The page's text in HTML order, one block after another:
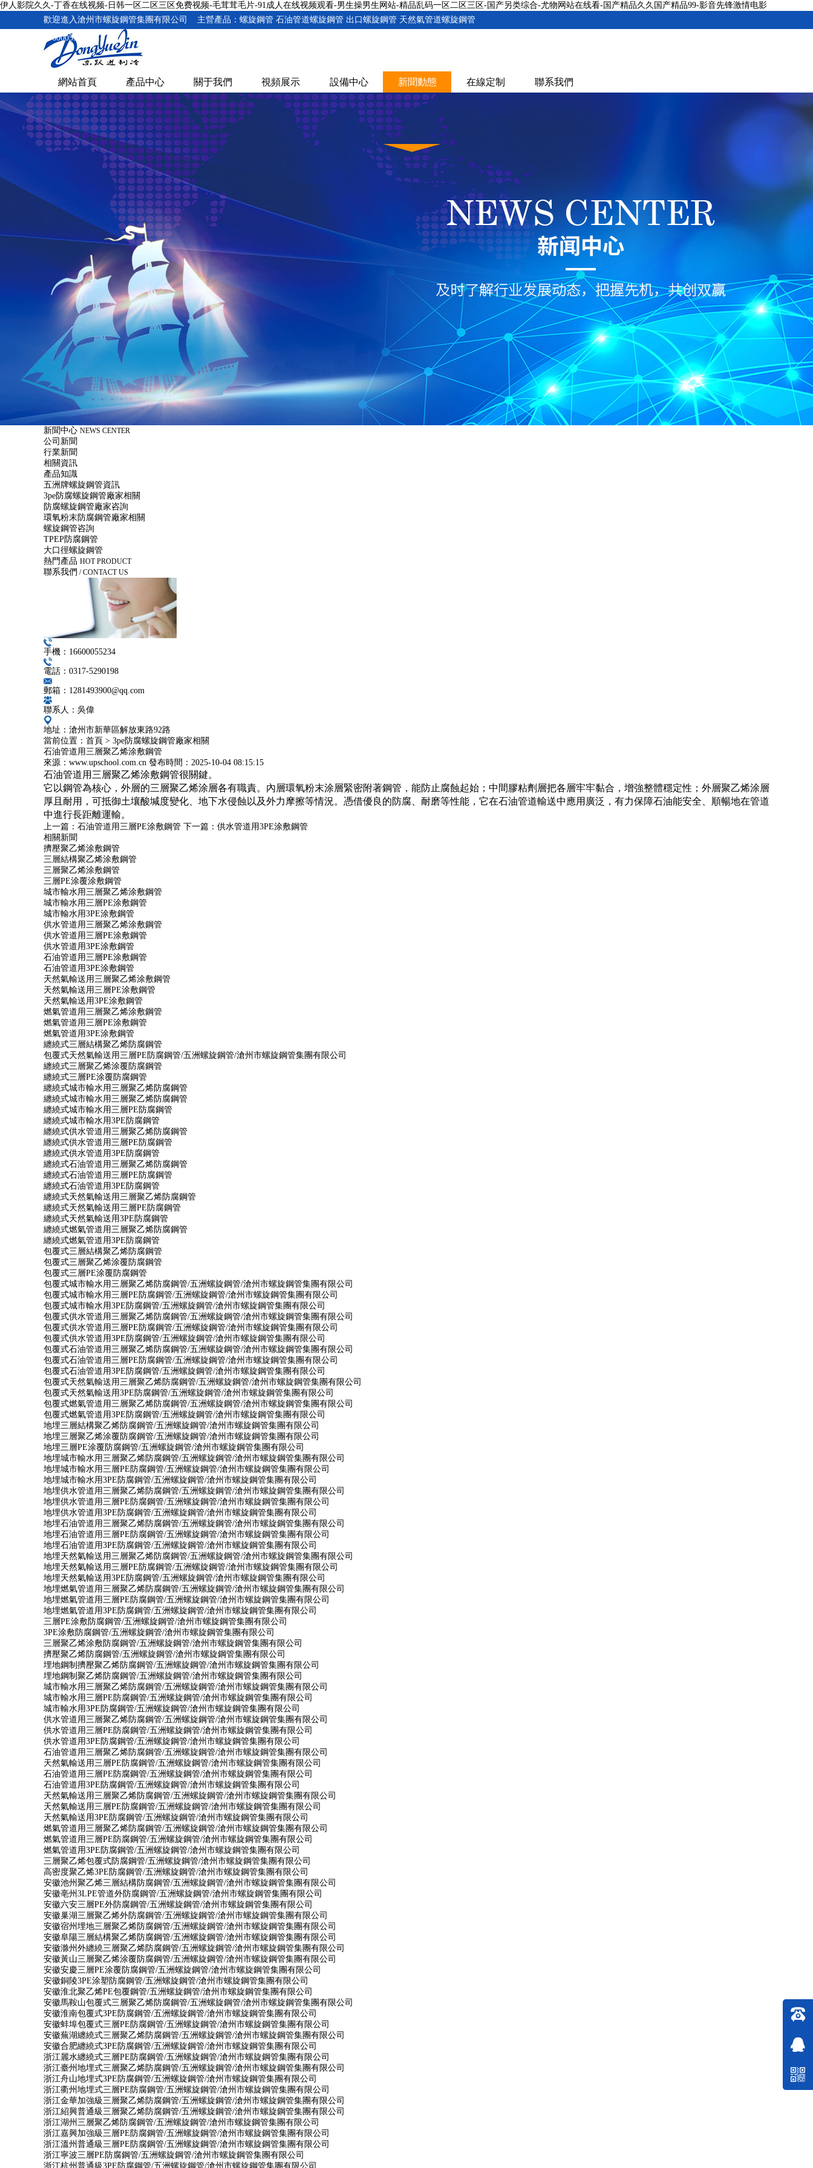
伊人影院久久-丁香在线视频-日韩一区二区三区免费视频-毛茸茸毛片-91成人在线视频观看-男生操男生网站-精品乱码一区二区三区-国产另类综合-尤物网站在线看-国产精品久久国产精品99-影音先锋激情电影
歡迎進入滄州市螺旋鋼管集團有限公司 主營產品：螺旋鋼管 石油管道螺旋鋼管 出口螺旋鋼管 天然氣管道螺旋鋼管
16600055234
網站首頁 產品中心 關于我們 視頻展示 設備中心 新聞動態 在線定制 聯系我們
新聞中心 NEWS CENTER
公司新聞
行業新聞
相關資訊
產品知識
五洲牌螺旋鋼管資訊
3pe防腐螺旋鋼管廠家相關
防腐螺旋鋼管廠家咨詢
環氧粉末防腐鋼管廠家相關
螺旋鋼管咨詢
TPEP防腐鋼管
大口徑螺旋鋼管
熱門產品 HOT PRODUCT
聯系我們 / CONTACT US
手機：16600055234
電話：0317-5290198
郵箱：1281493900@qq.com
聯系人：吳偉
地址：滄州市新華區解放東路92路
當前位置： 首頁 > 3pe防腐螺旋鋼管廠家相關
石油管道用三層聚乙烯涂敷鋼管
來源：www.upschool.com.cn 發布時間： 2025-10-04 08:15:15
石油管道用三層聚乙烯涂敷鋼管很關鍵。
它以鋼管為核心，外層的三層聚乙烯涂層各有職責。內層環氧粉末涂層緊密附著鋼管，能防止腐蝕起始；中間膠粘劑層把各層牢牢黏合，增強整體穩定性；外層聚乙烯涂層
厚且耐用，可抵御土壤酸堿度變化、地下水侵蝕以及外力摩擦等情況。憑借優良的防腐、耐磨等性能，它在石油管道輸送中應用廣泛，有力保障石油能安全、順暢地在管道
中進行長距離運輸。
上一篇： 石油管道用三層PE涂敷鋼管 下一篇： 供水管道用3PE涂敷鋼管
相關新聞
擠壓聚乙烯涂敷鋼管
三層結構聚乙烯涂敷鋼管
三層聚乙烯涂敷鋼管
三層PE涂覆涂敷鋼管
城市輸水用三層聚乙烯涂敷鋼管
城市輸水用三層PE涂敷鋼管
城市輸水用3PE涂敷鋼管
供水管道用三層聚乙烯涂敷鋼管
供水管道用三層PE涂敷鋼管
供水管道用3PE涂敷鋼管
石油管道用三層PE涂敷鋼管
石油管道用3PE涂敷鋼管
天然氣輸送用三層聚乙烯涂敷鋼管
天然氣輸送用三層PE涂敷鋼管
天然氣輸送用3PE涂敷鋼管
燃氣管道用三層聚乙烯涂敷鋼管
燃氣管道用三層PE涂敷鋼管
燃氣管道用3PE涂敷鋼管
纏繞式三層結構聚乙烯防腐鋼管
包覆式天然氣輸送用三層PE防腐鋼管/五洲螺旋鋼管/滄州市螺旋鋼管集團有限公司
纏繞式三層聚乙烯涂覆防腐鋼管
纏繞式三層PE涂覆防腐鋼管
纏繞式城市輸水用三層聚乙烯防腐鋼管
纏繞式城市輸水用三層聚乙烯防腐鋼管
纏繞式城市輸水用三層PE防腐鋼管
纏繞式城市輸水用3PE防腐鋼管
纏繞式供水管道用三層聚乙烯防腐鋼管
纏繞式供水管道用三層PE防腐鋼管
纏繞式供水管道用3PE防腐鋼管
纏繞式石油管道用三層聚乙烯防腐鋼管
纏繞式石油管道用三層PE防腐鋼管
纏繞式石油管道用3PE防腐鋼管
纏繞式天然氣輸送用三層聚乙烯防腐鋼管
纏繞式天然氣輸送用三層PE防腐鋼管
纏繞式天然氣輸送用3PE防腐鋼管
纏繞式燃氣管道用三層聚乙烯防腐鋼管
纏繞式燃氣管道用3PE防腐鋼管
包覆式三層結構聚乙烯防腐鋼管
包覆式三層聚乙烯涂覆防腐鋼管
包覆式三層PE涂覆防腐鋼管
包覆式城市輸水用三層聚乙烯防腐鋼管/五洲螺旋鋼管/滄州市螺旋鋼管集團有限公司
包覆式城市輸水用三層PE防腐鋼管/五洲螺旋鋼管/滄州市螺旋鋼管集團有限公司
包覆式城市輸水用3PE防腐鋼管/五洲螺旋鋼管/滄州市螺旋鋼管集團有限公司
包覆式供水管道用三層聚乙烯防腐鋼管/五洲螺旋鋼管/滄州市螺旋鋼管集團有限公司
包覆式供水管道用三層PE防腐鋼管/五洲螺旋鋼管/滄州市螺旋鋼管集團有限公司
包覆式供水管道用3PE防腐鋼管/五洲螺旋鋼管/滄州市螺旋鋼管集團有限公司
包覆式石油管道用三層聚乙烯防腐鋼管/五洲螺旋鋼管/滄州市螺旋鋼管集團有限公司
包覆式石油管道用三層PE防腐鋼管/五洲螺旋鋼管/滄州市螺旋鋼管集團有限公司
包覆式石油管道用3PE防腐鋼管/五洲螺旋鋼管/滄州市螺旋鋼管集團有限公司
包覆式天然氣輸送用三層聚乙烯防腐鋼管/五洲螺旋鋼管/滄州市螺旋鋼管集團有限公司
包覆式天然氣輸送用3PE防腐鋼管/五洲螺旋鋼管/滄州市螺旋鋼管集團有限公司
包覆式燃氣管道用三層聚乙烯防腐鋼管/五洲螺旋鋼管/滄州市螺旋鋼管集團有限公司
包覆式燃氣管道用3PE防腐鋼管/五洲螺旋鋼管/滄州市螺旋鋼管集團有限公司
地埋三層結構聚乙烯防腐鋼管/五洲螺旋鋼管/滄州市螺旋鋼管集團有限公司
地埋三層聚乙烯涂覆防腐鋼管/五洲螺旋鋼管/滄州市螺旋鋼管集團有限公司
地埋三層PE涂覆防腐鋼管/五洲螺旋鋼管/滄州市螺旋鋼管集團有限公司
地埋城市輸水用三層聚乙烯防腐鋼管/五洲螺旋鋼管/滄州市螺旋鋼管集團有限公司
地埋城市輸水用三層PE防腐鋼管/五洲螺旋鋼管/滄州市螺旋鋼管集團有限公司
地埋城市輸水用3PE防腐鋼管/五洲螺旋鋼管/滄州市螺旋鋼管集團有限公司
地埋供水管道用三層聚乙烯防腐鋼管/五洲螺旋鋼管/滄州市螺旋鋼管集團有限公司
地埋供水管道用三層PE防腐鋼管/五洲螺旋鋼管/滄州市螺旋鋼管集團有限公司
地埋供水管道用3PE防腐鋼管/五洲螺旋鋼管/滄州市螺旋鋼管集團有限公司
地埋石油管道用三層聚乙烯防腐鋼管/五洲螺旋鋼管/滄州市螺旋鋼管集團有限公司
地埋石油管道用三層PE防腐鋼管/五洲螺旋鋼管/滄州市螺旋鋼管集團有限公司
地埋石油管道用3PE防腐鋼管/五洲螺旋鋼管/滄州市螺旋鋼管集團有限公司
地埋天然氣輸送用三層聚乙烯防腐鋼管/五洲螺旋鋼管/滄州市螺旋鋼管集團有限公司
地埋天然氣輸送用三層PE防腐鋼管/五洲螺旋鋼管/滄州市螺旋鋼管集團有限公司
地埋天然氣輸送用3PE防腐鋼管/五洲螺旋鋼管/滄州市螺旋鋼管集團有限公司
地埋燃氣管道用三層聚乙烯防腐鋼管/五洲螺旋鋼管/滄州市螺旋鋼管集團有限公司
地埋燃氣管道用三層PE防腐鋼管/五洲螺旋鋼管/滄州市螺旋鋼管集團有限公司
地埋燃氣管道用3PE防腐鋼管/五洲螺旋鋼管/滄州市螺旋鋼管集團有限公司
三層PE涂敷防腐鋼管/五洲螺旋鋼管/滄州市螺旋鋼管集團有限公司
3PE涂敷防腐鋼管/五洲螺旋鋼管/滄州市螺旋鋼管集團有限公司
三層聚乙烯涂敷防腐鋼管/五洲螺旋鋼管/滄州市螺旋鋼管集團有限公司
擠壓聚乙烯防腐鋼管/五洲螺旋鋼管/滄州市螺旋鋼管集團有限公司
埋地鋼制擠壓聚乙烯防腐鋼管/五洲螺旋鋼管/滄州市螺旋鋼管集團有限公司
埋地鋼制聚乙烯防腐鋼管/五洲螺旋鋼管/滄州市螺旋鋼管集團有限公司
城市輸水用三層聚乙烯防腐鋼管/五洲螺旋鋼管/滄州市螺旋鋼管集團有限公司
城市輸水用三層PE防腐鋼管/五洲螺旋鋼管/滄州市螺旋鋼管集團有限公司
城市輸水用3PE防腐鋼管/五洲螺旋鋼管/滄州市螺旋鋼管集團有限公司
供水管道用三層聚乙烯防腐鋼管/五洲螺旋鋼管/滄州市螺旋鋼管集團有限公司
供水管道用三層PE防腐鋼管/五洲螺旋鋼管/滄州市螺旋鋼管集團有限公司
供水管道用3PE防腐鋼管/五洲螺旋鋼管/滄州市螺旋鋼管集團有限公司
石油管道用三層聚乙烯防腐鋼管/五洲螺旋鋼管/滄州市螺旋鋼管集團有限公司
天然氣輸送用三層PE防腐鋼管/五洲螺旋鋼管/滄州市螺旋鋼管集團有限公司
石油管道用三層PE防腐鋼管/五洲螺旋鋼管/滄州市螺旋鋼管集團有限公司
石油管道用3PE防腐鋼管/五洲螺旋鋼管/滄州市螺旋鋼管集團有限公司
天然氣輸送用三層聚乙烯防腐鋼管/五洲螺旋鋼管/滄州市螺旋鋼管集團有限公司
天然氣輸送用三層PE防腐鋼管/五洲螺旋鋼管/滄州市螺旋鋼管集團有限公司
天然氣輸送用3PE防腐鋼管/五洲螺旋鋼管/滄州市螺旋鋼管集團有限公司
燃氣管道用三層聚乙烯防腐鋼管/五洲螺旋鋼管/滄州市螺旋鋼管集團有限公司
燃氣管道用三層PE防腐鋼管/五洲螺旋鋼管/滄州市螺旋鋼管集團有限公司
燃氣管道用3PE防腐鋼管/五洲螺旋鋼管/滄州市螺旋鋼管集團有限公司
三層聚乙烯包覆式防腐鋼管/五洲螺旋鋼管/滄州市螺旋鋼管集團有限公司
高密度聚乙烯3PE防腐鋼管/五洲螺旋鋼管/滄州市螺旋鋼管集團有限公司
安徽池州聚乙烯三層結構防腐鋼管/五洲螺旋鋼管/滄州市螺旋鋼管集團有限公司
安徽亳州3LPE管道外防腐鋼管/五洲螺旋鋼管/滄州市螺旋鋼管集團有限公司
安徽六安三層PE外防腐鋼管/五洲螺旋鋼管/滄州市螺旋鋼管集團有限公司
安徽巢湖三層聚乙烯外防腐鋼管/五洲螺旋鋼管/滄州市螺旋鋼管集團有限公司
安徽宿州埋地三層聚乙烯防腐鋼管/五洲螺旋鋼管/滄州市螺旋鋼管集團有限公司
安徽阜陽三層結構聚乙烯防腐鋼管/五洲螺旋鋼管/滄州市螺旋鋼管集團有限公司
安徽滁州外纏繞三層聚乙烯防腐鋼管/五洲螺旋鋼管/滄州市螺旋鋼管集團有限公司
安徽黃山三層聚乙烯涂覆防腐鋼管/五洲螺旋鋼管/滄州市螺旋鋼管集團有限公司
安徽安慶三層PE涂覆防腐鋼管/五洲螺旋鋼管/滄州市螺旋鋼管集團有限公司
安徽銅陵3PE涂塑防腐鋼管/五洲螺旋鋼管/滄州市螺旋鋼管集團有限公司
安徽淮北聚乙烯PE包覆鋼管/五洲螺旋鋼管/滄州市螺旋鋼管集團有限公司
安徽馬鞍山包覆式三層聚乙烯防腐鋼管/五洲螺旋鋼管/滄州市螺旋鋼管集團有限公司
安徽淮南包覆式3PE防腐鋼管/五洲螺旋鋼管/滄州市螺旋鋼管集團有限公司
安徽蚌埠包覆式三層PE防腐鋼管/五洲螺旋鋼管/滄州市螺旋鋼管集團有限公司
安徽蕪湖纏繞式三層聚乙烯防腐鋼管/五洲螺旋鋼管/滄州市螺旋鋼管集團有限公司
安徽合肥纏繞式3PE防腐鋼管/五洲螺旋鋼管/滄州市螺旋鋼管集團有限公司
浙江麗水纏繞式三層PE防腐鋼管/五洲螺旋鋼管/滄州市螺旋鋼管集團有限公司
浙江臺州地埋式三層聚乙烯防腐鋼管/五洲螺旋鋼管/滄州市螺旋鋼管集團有限公司
浙江舟山地埋式3PE防腐鋼管/五洲螺旋鋼管/滄州市螺旋鋼管集團有限公司
浙江衢州地埋式三層PE防腐鋼管/五洲螺旋鋼管/滄州市螺旋鋼管集團有限公司
浙江金華加強級三層聚乙烯防腐鋼管/五洲螺旋鋼管/滄州市螺旋鋼管集團有限公司
浙江紹興普通級三層聚乙烯防腐鋼管/五洲螺旋鋼管/滄州市螺旋鋼管集團有限公司
浙江湖州三層聚乙烯防腐鋼管/五洲螺旋鋼管/滄州市螺旋鋼管集團有限公司
浙江嘉興加強級三層PE防腐鋼管/五洲螺旋鋼管/滄州市螺旋鋼管集團有限公司
浙江溫州普通級三層PE防腐鋼管/五洲螺旋鋼管/滄州市螺旋鋼管集團有限公司
浙江寧波三層PE防腐鋼管/五洲螺旋鋼管/滄州市螺旋鋼管集團有限公司
浙江杭州普通級3PE防腐鋼管/五洲螺旋鋼管/滄州市螺旋鋼管集團有限公司